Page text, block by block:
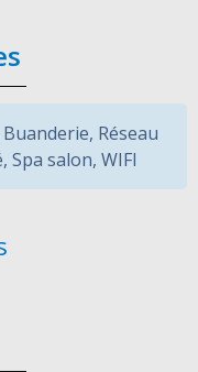
Buanderie, Réseau
, Spa salon, WIFI